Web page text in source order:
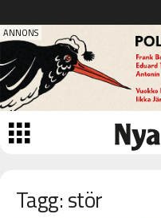
Tagg: stör